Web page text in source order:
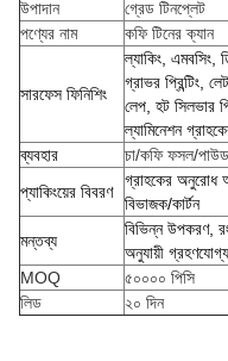
উপাদান
গ্রেড টিনপ্লেট
পণ্যের নাম
কফি টিনের ক্যান
সারফেস ফিনিশিং
ল্যাকিং, এমবসিং,
গ্রাভর প্রিন্টিং,
লেপ, হট সিলভার
ল্যামিনেশন
ব্যবহার
চা/কফি ফসল/
প্যাকিংয়ের বিবরণ
গ্রাহকের অনুরোধ
বিভাজক/কার্টন
মন্তব্য
বিভিন্ন উপকরণ,
অনুযায়ী গ্রহণযোগ্য
MOQ
৫০০০০ পিসি
লিড
২০ দিন